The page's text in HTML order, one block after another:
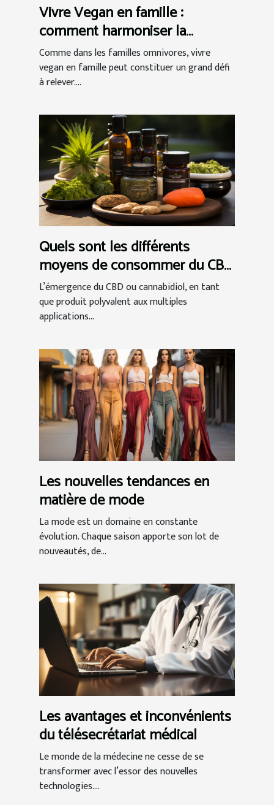
Vivre Vegan en famille :
comment harmoniser la
relation végétalienne réussie ?
Comme dans les familles omnivores, vivre
vegan en famille peut constituer un grand défi
à relever....
Quels sont les différents
moyens de consommer du CBD
et comment choisir ?
L’émergence du CBD ou cannabidiol, en tant
que produit polyvalent aux multiples
applications...
Les nouvelles tendances en
matière de mode
La mode est un domaine en constante
évolution. Chaque saison apporte son lot de
nouveautés, de...
Les avantages et inconvénients
du télésecrétariat médical
Le monde de la médecine ne cesse de se
transformer avec l’essor des nouvelles
technologies....